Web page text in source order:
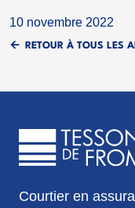
RETOUR À TOUS LES
10 novembre 2022
Courtier en